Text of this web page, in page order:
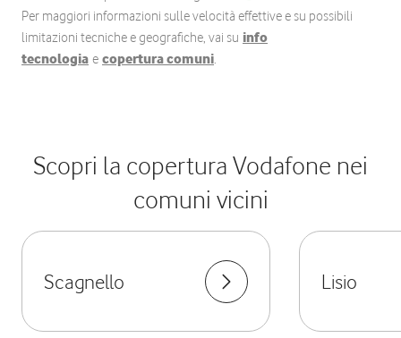
Per maggiori informazioni sulle velocità effettive e su possibili
limitazioni tecniche e geografiche, vai su info
tecnologia e copertura comuni.
Scopri la copertura Vodafone nei
comuni vicini
Scagnello Lisio